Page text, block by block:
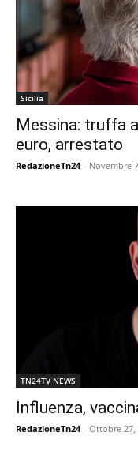
Sicilia
Messina: truffa
euro, arrestato
RedazioneTn24 - Novembre
TN24TV NEWS
Influenza,
RedazioneTn24 - Ottobre 27,